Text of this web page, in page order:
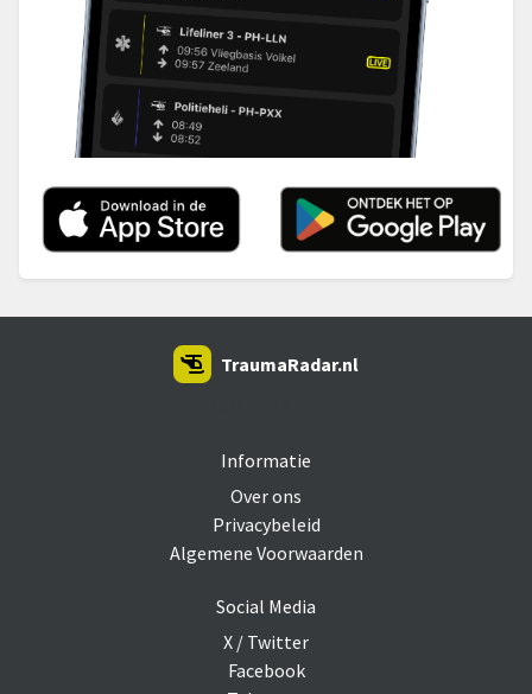
Informatie
Over ons
Privacybeleid
Algemene Voorwaarden
Social Media
X / Twitter
Facebook
TraumaRadar.nl